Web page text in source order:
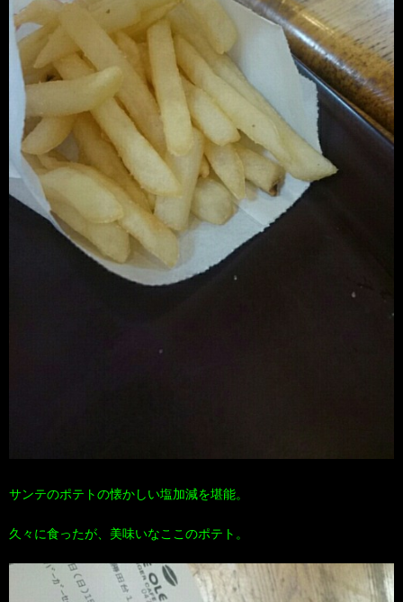
サンテのポテトの懐かしい塩加減を堪能。
久々に食ったが、美味いなここのポテト。